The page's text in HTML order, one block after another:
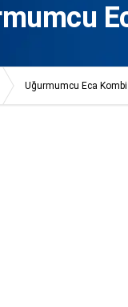
Uğurmumcu Eca